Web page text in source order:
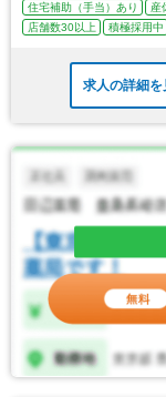
住宅補助（手当）あり
産
店舗数30以上
積極採用中
求人の詳細を